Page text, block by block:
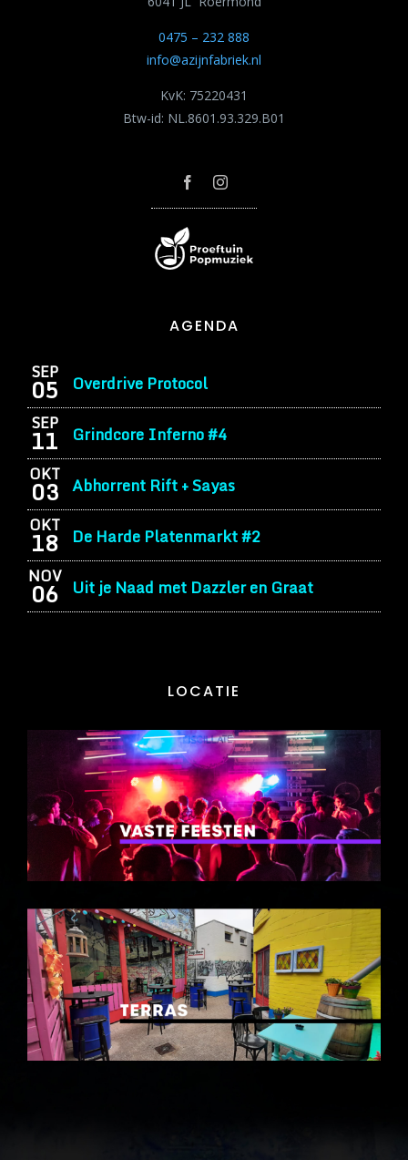
AGENDA
SEP
05 Overdrive Protocol
SEP
11 Grindcore Inferno #4
OKT
03 Abhorrent Rift + Sayas
OKT
18 De Harde Platenmarkt #2
NOV
06 Uit je Naad met Dazzler en Graat
0475 – 232 888
info@azijnfabriek.nl
KvK: 75220431
Btw-id: NL.8601.93.329.B01
LOCATIE